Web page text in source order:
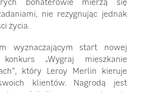
nie rezygnując jednak
życia.
wyznaczającym start nowej
„Wygraj mieszkanie
który Leroy Merlin kieruje
klientów. Nagrodą jest